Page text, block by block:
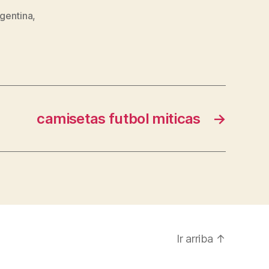
,
→
camisetas futbol miticas
Ir arriba ↑